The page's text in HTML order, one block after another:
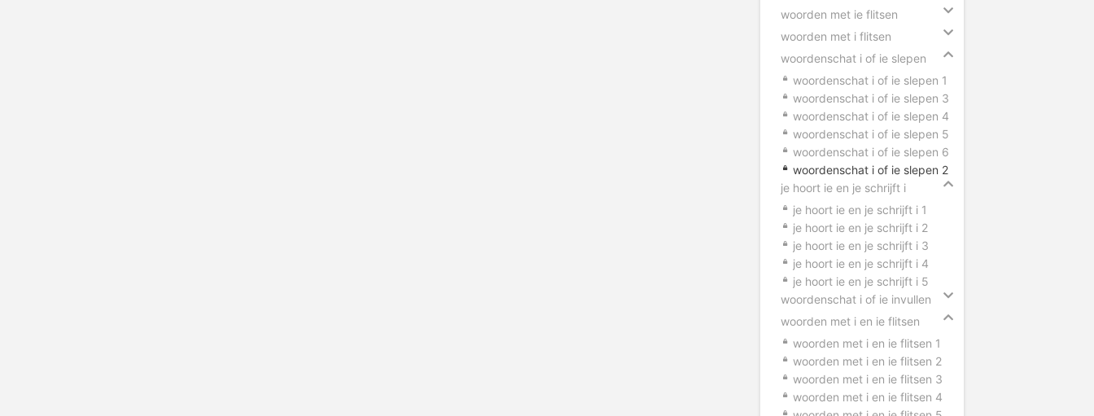
woorden met ie flitsen
woorden met i flitsen
woordenschat i of ie slepen
woordenschat i of ie slepen 1
woordenschat i of ie slepen 3
woordenschat i of ie slepen 4
woordenschat i of ie slepen 5
woordenschat i of ie slepen 6
woordenschat i of ie slepen 2
je hoort ie en je schrijft i
je hoort ie en je schrijft i 1
je hoort ie en je schrijft i 2
je hoort ie en je schrijft i 3
je hoort ie en je schrijft i 4
je hoort ie en je schrijft i 5
woordenschat i of ie invullen
woorden met i en ie flitsen
woorden met i en ie flitsen 1
woorden met i en ie flitsen 2
woorden met i en ie flitsen 3
woorden met i en ie flitsen 4